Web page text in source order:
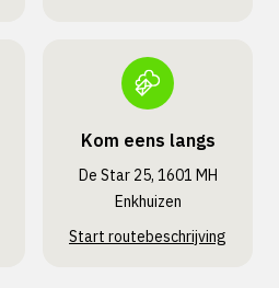
Kom eens langs
De Star 25, 1601 MH
Enkhuizen
Start routebeschrijving